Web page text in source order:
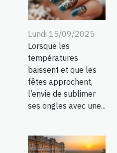
Lundi 15/09/2025
Lorsque les
températures
baissent et que les
fêtes approchent,
l’envie de sublimer
ses ongles avec une...